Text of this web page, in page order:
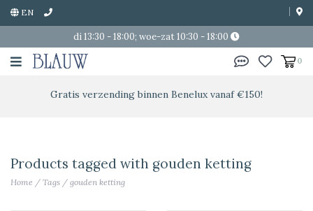
EN
di 13:30 - 18:00; woe-zat 10:30 - 18:00
0
Gratis verzending binnen Benelux vanaf €150!
Products tagged with gouden ketting
Home / Tags / gouden ketting